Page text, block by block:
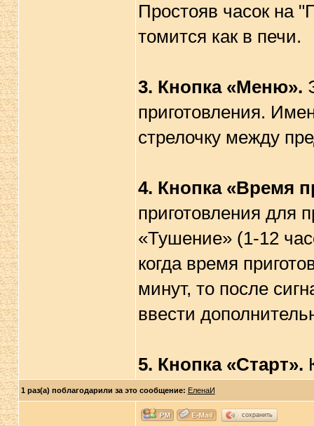
Простояв часок на
томится как в печи.
3. Кнопка «Меню».
приготовления.
стрелочку между
4. Кнопка «Время
приготовления для
«Тушение» (1-12
когда время
минут, то после
ввести
5. Кнопка «Старт».
1 раз(а) поблагодарили за это сообщение: ЕленаИ
сохранить